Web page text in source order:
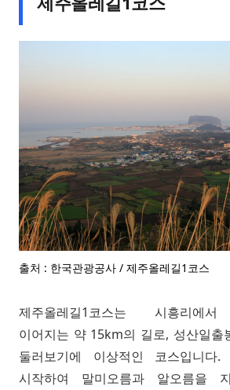
출처 : 한국관광공사 / 제주올레길1코스
제주올레길1코스는 시흥리에서
이어지는 약 15km의 길로, 성산일출
둘러보기에 이상적인 코스입니다.
시작하여 말미오름과 알오름을